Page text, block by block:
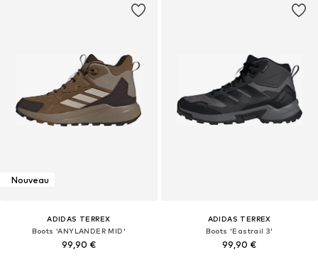
Nouveau
ADIDAS TERREX
Boots 'ANYLANDER MID'
99,90 €
ADIDAS TERREX
Boots 'Eastrail 3'
99,90 €